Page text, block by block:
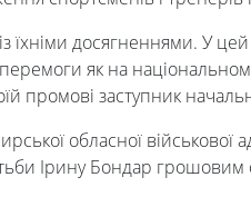
їхніми досягненнями. У
як на
промові заступник
обласної
Ірину Бондар грошовим